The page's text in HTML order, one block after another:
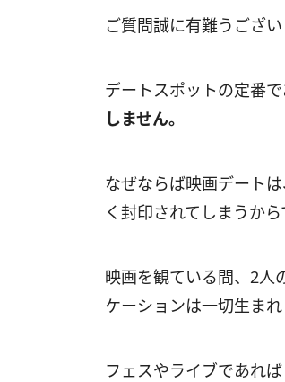
ご質問誠に有難うござい
デートスポットの定番
しません。
なぜならば映画デート
く封印されてしまうから
映画を観ている間、2人
ケーションは一切生まれ
フェスやライブであれ